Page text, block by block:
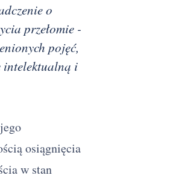
o
przełomie -
pojęć,
intelektualną i
osiągnięcia
w stan